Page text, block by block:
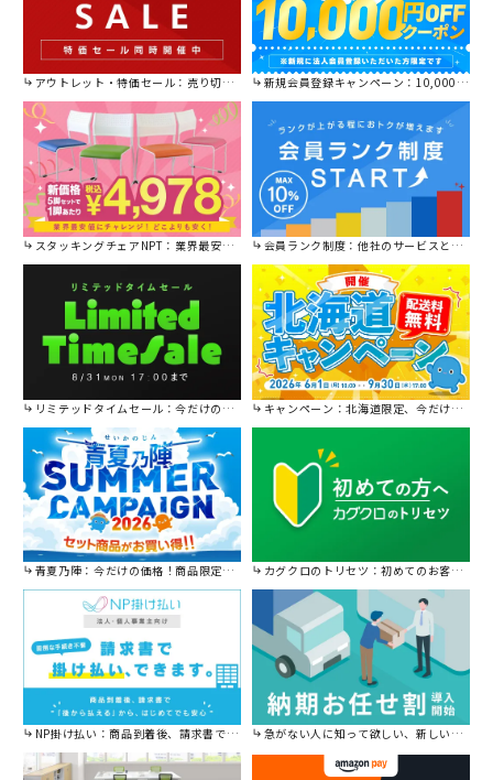
アウトレット・特価セール：売り切れ御免の特別価格！ 新規会員登録キャンペーン：10,000円OFFクーポン進呈中！
スタッキングチェアNPT：業界最安値に挑戦！ 会員ランク制度：他社のサービスと比較してください。
リミテッドタイムセール：今だけの限定セール。 キャンペーン：北海道限定、今だけ送料無料！
青夏乃陣：今だけの価格！商品限定セール開催中です。 カグクロのトリセツ：初めてのお客様はこちら。
NP掛け払い：商品到着後、請求書で後から払えます。 急がない人に知って欲しい、新しい割引を始めました。